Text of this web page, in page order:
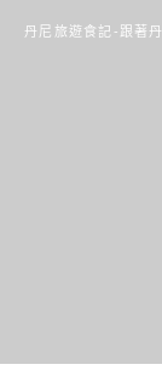
丹尼旅遊食記-跟著